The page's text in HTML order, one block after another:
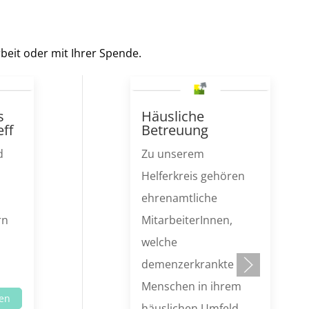
oder mit Ihrer Spende.
Häusliche
Betreuung
Zu unserem
Helferkreis gehören
ehrenamtliche
MitarbeiterInnen,
welche
demenzerkrankte
Menschen in ihrem